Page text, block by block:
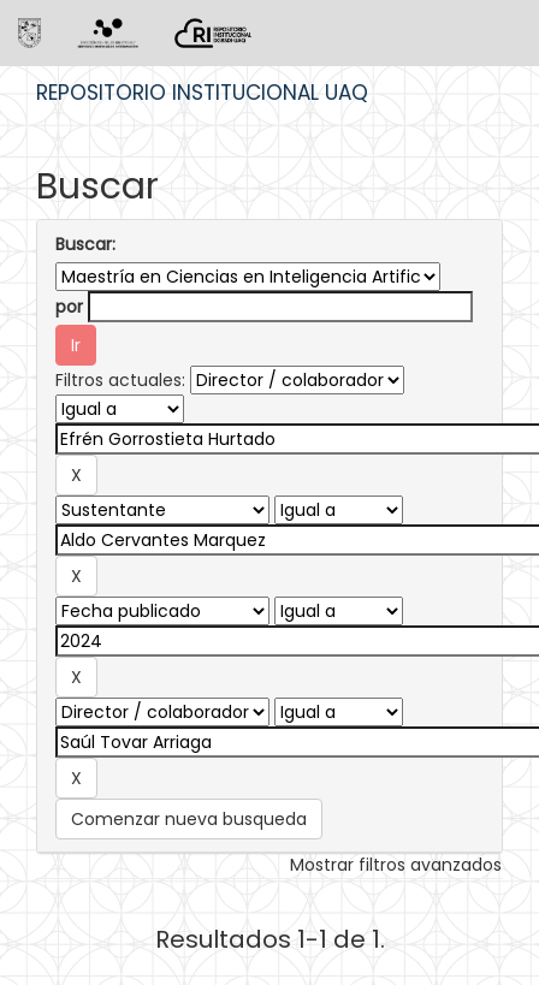
REPOSITORIO INSTITUCIONAL UAQ
Buscar
Buscar:
por
Filtros actuales:
Comenzar nueva busqueda
Mostrar filtros avanzados
Resultados 1-1 de 1.